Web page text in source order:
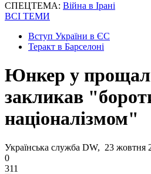
СПЕЦТЕМА: Війна в Ірані
ВСІ ТЕМИ
Вступ України в ЄС
Теракт в Барселоні
Юнкер у
закликав
націоналізмом"
Українська служба DW, 23 жовтня
0
311